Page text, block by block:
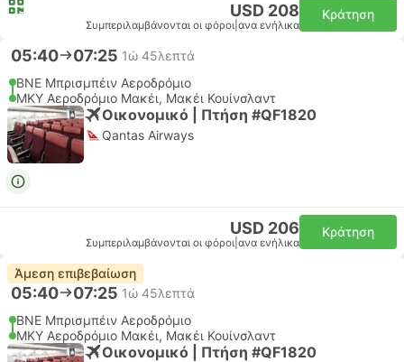
USD 208
Συμπεριλαμβάνονται οι φόροι ανα ενήλικα
Κράτηση
05:40 07:25 1ώ 45λεπτά
BNE Μπρισμπέιν Αεροδρόμιο
MKY Αεροδρόμιο Μακέι, Μακέι Κουίνσλαντ
Οικονομικό | Πτήση #QF1820
Qantas Airways
USD 206
Συμπεριλαμβάνονται οι φόροι ανα ενήλικα
Κράτηση
Άμεση επιβεβαίωση
05:40 07:25 1ώ 45λεπτά
BNE Μπρισμπέιν Αεροδρόμιο
MKY Αεροδρόμιο Μακέι, Μακέι Κουίνσλαντ
Οικονομικό | Πτήση #QF1820